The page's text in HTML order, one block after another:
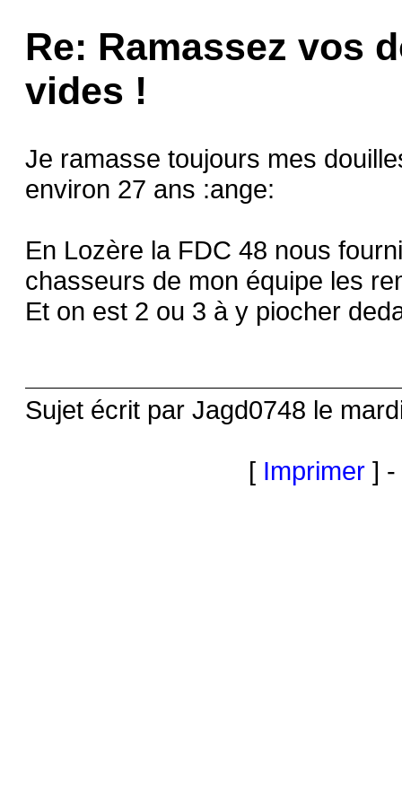
Re: Ramassez vos
vides !
Je ramasse toujours mes
environ 27 ans :ange:
En Lozère la FDC 48 nous
chasseurs de mon équipe les
Et on est 2 ou 3 à y piocher
Sujet écrit par Jagd0748 le
[ Imprimer ]